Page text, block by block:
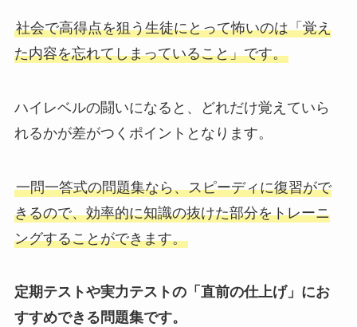
社会で高得点を狙う生徒にとって怖いのは「覚え
た内容を忘れてしまっていること」です。
ハイレベルの闘いになると、どれだけ覚えていら
れるかが差がつくポイントとなります。
一問一答式の問題集なら、スピーディに復習がで
きるので、効率的に知識の抜けた部分をトレーニ
ングすることができます。
定期テストや実力テストの「直前の仕上げ」にお
すすめできる問題集です。